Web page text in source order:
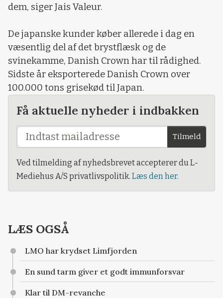
dem, siger Jais Valeur.
De japanske kunder køber allerede i dag en
væsentlig del af det brystflæsk og de
svinekamme, Danish Crown har til rådighed.
Sidste år eksporterede Danish Crown over
100.000 tons grisekød til Japan.
Få aktuelle nyheder i indbakken
Tilmeld
Ved tilmelding af nyhedsbrevet accepterer du L-
Mediehus A/S privatlivspolitik. Læs den her.
LÆS OGSÅ
LMO har krydset Limfjorden
En sund tarm giver et godt immunforsvar
Klar til DM-revanche